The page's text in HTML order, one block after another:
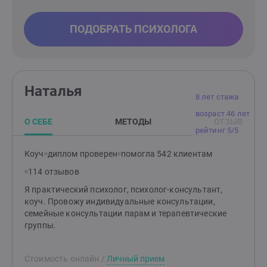
ПОДОБРАТЬ ПСИХОЛОГА
8 лет стажа
возраст 46 лет
рейтинг 5/5
Наталья
О СЕБЕ МЕТОДЫ
Коуч диплом проверен помогла 542 клиентам
114 отзывов
Я практический психолог, психолог-консультант,
коуч. Провожу индивидуальные консультации,
семейные консультации парам и терапевтические
группы.
Стоимость онлайн / Личный прием